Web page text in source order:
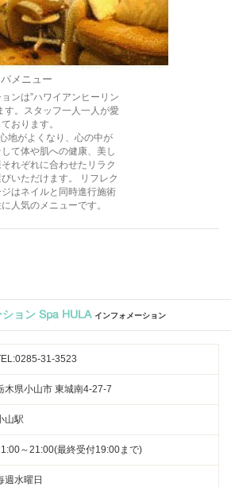
メニュー
ンは”ハワイアンヒーリン
す。スタッフ一人一人が愛
おります。
地がよくなり、心の中が
て体や肌への健康、美し
れぞれに合わせたリラク
いただけます。 リフレク
はネイルと同時進行施術
人気のメニューです。
ョン Spa HULA インフォメーション
31-3523
木県小山市 東城南4-27-7
山駅
～21:00(最終受付19:00まで)
週水曜日